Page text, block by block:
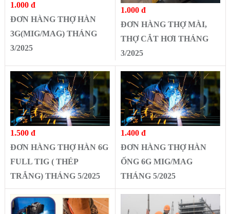
1.000 đ
ĐƠN HÀNG THỢ HÀN
3G(MIG/MAG) THÁNG
3/2025
1.000 đ
ĐƠN HÀNG THỢ MÀI,
THỢ CẮT HƠI THÁNG
3/2025
1.500 đ
ĐƠN HÀNG THỢ HÀN 6G
FULL TIG ( THÉP
TRẮNG) THÁNG 5/2025
1.400 đ
ĐƠN HÀNG THỢ HÀN
ỐNG 6G MIG/MAG
THÁNG 5/2025